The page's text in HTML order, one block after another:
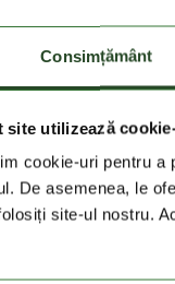
Consimțământ
site utilizează
cookie-uri pentru a
De asemenea, le
site-ul nostru.
si confort
sunt la fel de
Moale la atingere
confortabil,
depozitarea in